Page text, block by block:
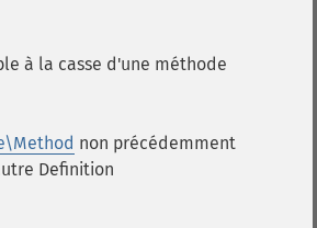
à la casse d'une méthode
non précédemment
Definition